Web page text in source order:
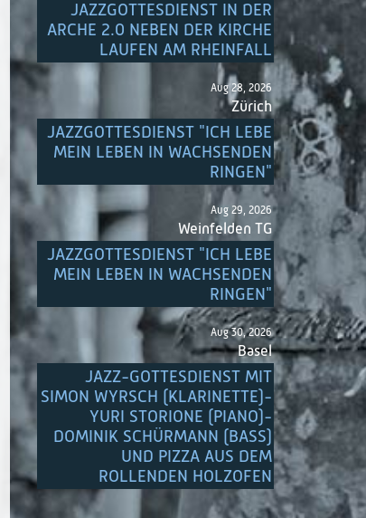
JAZZGOTTESDIENST IN DER
ARCHE 2.0 NEBEN DER KIRCHE
LAUFEN AM RHEINFALL
Aug 28, 2026
Zürich
JAZZGOTTESDIENST "ICH LEBE
MEIN LEBEN IN WACHSENDEN
RINGEN"
Aug 29, 2026
Weinfelden TG
JAZZGOTTESDIENST "ICH LEBE
MEIN LEBEN IN WACHSENDEN
RINGEN"
Aug 30, 2026
Basel
JAZZ-GOTTESDIENST MIT
SIMON WYRSCH (KLARINETTE)-
YURI STORIONE (PIANO)-
DOMINIK SCHÜRMANN (BASS)
UND PIZZA AUS DEM
ROLLENDEN HOLZOFEN